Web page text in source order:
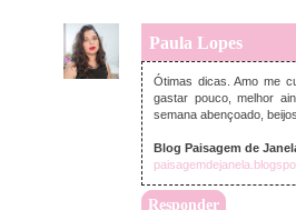
Paula Lopes
Ótimas dicas. Amo me
gastar pouco, melhor
semana abençoado,
Blog Paisagem de
Responder